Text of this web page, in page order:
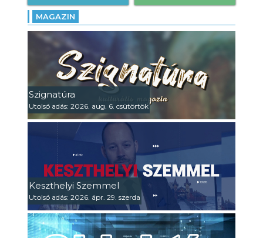
MAGAZIN
Szignatúra
Utolsó adás: 2026. aug. 6. csütörtök
Keszthelyi Szemmel
Utolsó adás: 2026. ápr. 29. szerda